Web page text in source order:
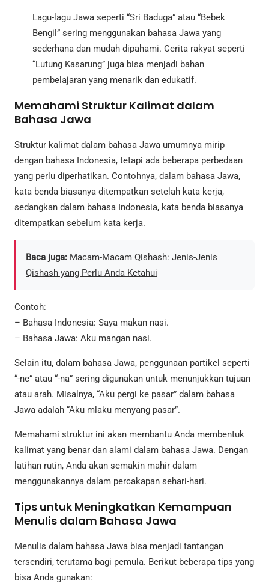
Lagu-lagu Jawa seperti “Sri Baduga” atau “Bebek
Bengil” sering menggunakan bahasa Jawa yang
sederhana dan mudah dipahami. Cerita rakyat seperti
“Lutung Kasarung” juga bisa menjadi bahan
pembelajaran yang menarik dan edukatif.
Memahami Struktur Kalimat dalam
Bahasa Jawa
Struktur kalimat dalam bahasa Jawa umumnya mirip
dengan bahasa Indonesia, tetapi ada beberapa perbedaan
yang perlu diperhatikan. Contohnya, dalam bahasa Jawa,
kata benda biasanya ditempatkan setelah kata kerja,
sedangkan dalam bahasa Indonesia, kata benda biasanya
ditempatkan sebelum kata kerja.
Baca juga: Macam-Macam Qishash: Jenis-Jenis
Qishash yang Perlu Anda Ketahui
Contoh:
– Bahasa Indonesia: Saya makan nasi.
– Bahasa Jawa: Aku mangan nasi.
Selain itu, dalam bahasa Jawa, penggunaan partikel seperti
“-ne” atau “-na” sering digunakan untuk menunjukkan tujuan
atau arah. Misalnya, “Aku pergi ke pasar” dalam bahasa
Jawa adalah “Aku mlaku menyang pasar”.
Memahami struktur ini akan membantu Anda membentuk
kalimat yang benar dan alami dalam bahasa Jawa. Dengan
latihan rutin, Anda akan semakin mahir dalam
menggunakannya dalam percakapan sehari-hari.
Tips untuk Meningkatkan Kemampuan
Menulis dalam Bahasa Jawa
Menulis dalam bahasa Jawa bisa menjadi tantangan
tersendiri, terutama bagi pemula. Berikut beberapa tips yang
bisa Anda gunakan: